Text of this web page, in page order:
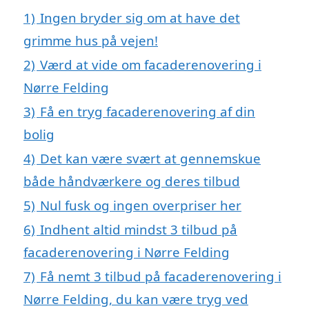
1) Ingen bryder sig om at have det
grimme hus på vejen!
2) Værd at vide om facaderenovering i
Nørre Felding
3) Få en tryg facaderenovering af din
bolig
4) Det kan være svært at gennemskue
både håndværkere og deres tilbud
5) Nul fusk og ingen overpriser her
6) Indhent altid mindst 3 tilbud på
facaderenovering i Nørre Felding
7) Få nemt 3 tilbud på facaderenovering i
Nørre Felding, du kan være tryg ved